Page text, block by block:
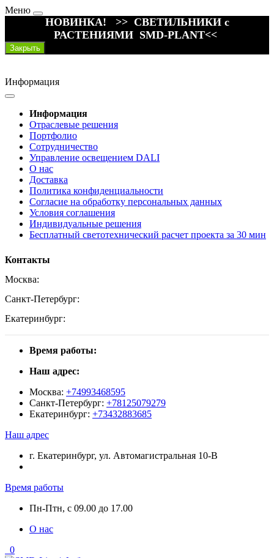
Меню
НОВИНКА! >> СВЕТИЛЬНИКИ с
РАСТЕНИЯМИ SMD-PLANT<<
Закрыть
Информация
Информация
Отраслевые решения
Портфолио
Сотрудничество
Управление освещением DALI
О нас
Доставка
Политика конфиденциальности
Согласие на обработку персональных данных
Условия соглашения
Индивидуальные решения
Бесплатный светотехнический расчет проекта за 30 мин
Контакты
Москва:
Санкт-Петербург:
Екатеринбург:
Время работы:
Наш адрес:
Москва: +74993468595
Санкт-Петербург: +78125079279
Екатеринбург: +73432883685
Наш адрес
г. Екатеринбург, ул. Автомагистральная 10-В
Время работы
Пн-Птн, с 09.00 до 17.00
О нас
0